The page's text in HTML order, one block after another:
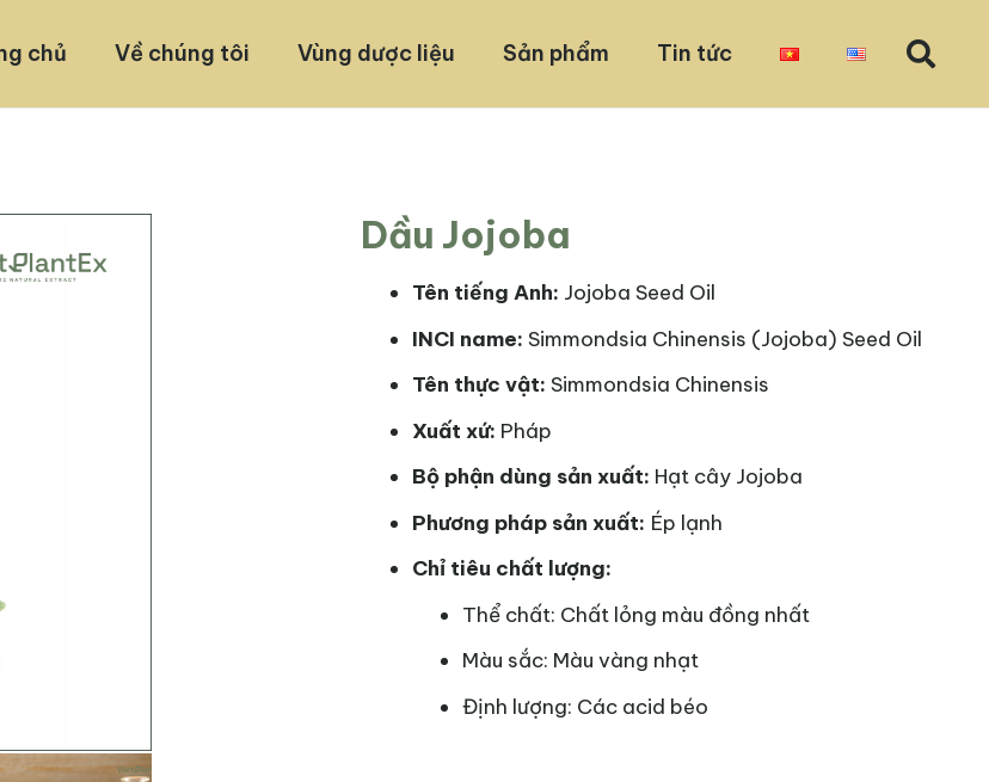
chủ Về chúng tôi Vùng dược liệu Sản phẩm Tin tức
Dầu Jojoba
Tên tiếng Anh: Jojoba Seed Oil
INCI name: Simmondsia Chinensis (Jojoba) Seed Oil
Tên thực vật: Simmondsia Chinensis
Xuất xứ: Pháp
Bộ phận dùng sản xuất: Hạt cây Jojoba
Phương pháp sản xuất: Ép lạnh
Chỉ tiêu chất lượng:
Thể chất: Chất lỏng màu đồng nhất
Màu sắc: Màu vàng nhạt
Định lượng: Các acid béo